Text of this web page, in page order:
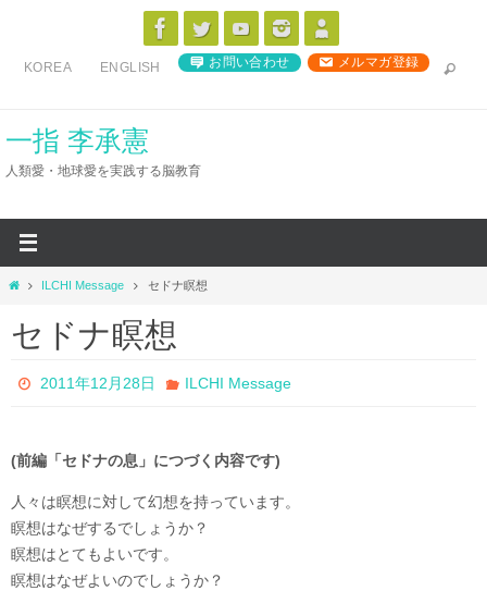
ス
KOREA ENGLISH お問い合わせ メルマガ登録
一指 李承憲
人類愛・地球愛を実践する脳教育
ホ
ム
ILCHI Message セドナ瞑想
セドナ瞑想
2011年12月28日 ILCHI Message
(前編「セドナの息」につづく内容です)
人々は瞑想に対して幻想を持っています。
瞑想はなぜするでしょうか？
瞑想はとてもよいです。
瞑想はなぜよいのでしょうか？